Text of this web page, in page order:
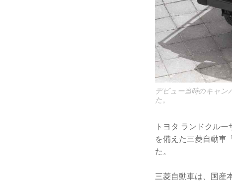
デビュー当時のキャン
た。
トヨタ ランドクル
を備えた三菱自動車
た。
三菱自動車は、国産